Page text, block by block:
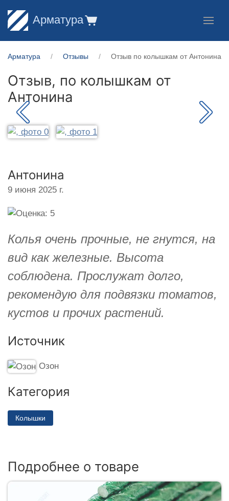
Арматура
Арматура Отзывы Отзыв по колышкам от Антонина
Отзыв, по колышкам от
Антонина
Антонина
9 июня 2025 г.
Колья очень прочные, не гнутся, на
вид как железные. Высота
соблюдена. Прослужат долго,
рекомендую для подвязки томатов,
кустов и прочих растений.
Источник
Озон
Категория
Колышки
Подробнее о товаре